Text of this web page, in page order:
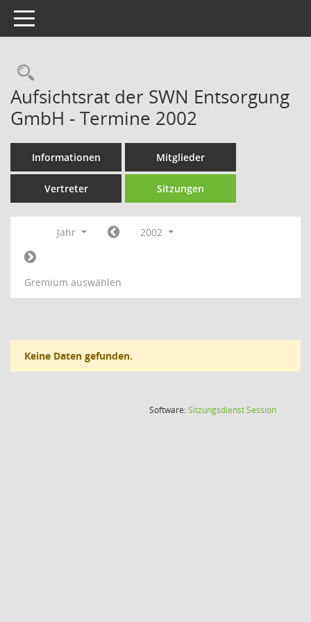
Toggle navigation
Rechercheauswahl
Aufsichtsrat der SWN Entsorgung
GmbH - Termine 2002
Informationen Mitglieder
Vertreter Sitzungen
Jahr 2002
Gremium auswählen
Keine Daten gefunden.
Software:SitzungsdienstSession(Wird in